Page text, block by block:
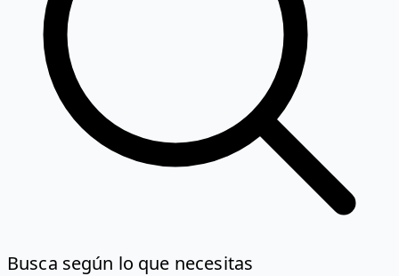
Busca según lo que necesitas